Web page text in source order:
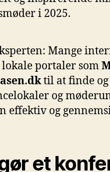
i 2025.
Mange
portaler som
til at finde
og
effektiv og
et